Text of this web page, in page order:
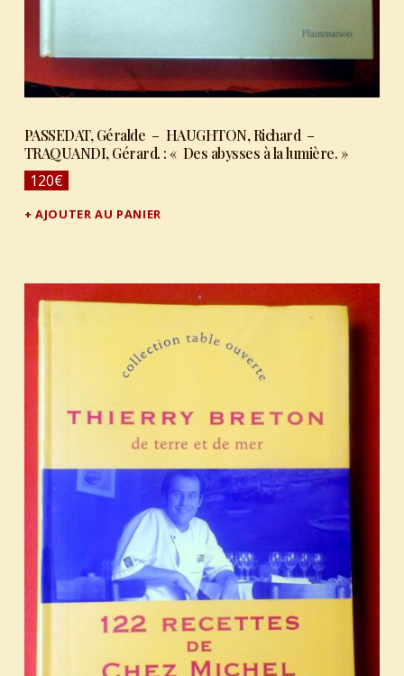
PASSEDAT, Géralde – HAUGHTON, Richard –
TRAQUANDI, Gérard. : « Des abysses à la lumière. »
120€
AJOUTER AU PANIER